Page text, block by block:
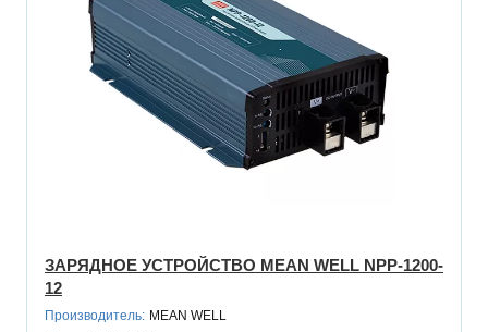
ЗАРЯДНОЕ УСТРОЙСТВО MEAN WELL NPP-1200-
12
Производитель: MEAN WELL